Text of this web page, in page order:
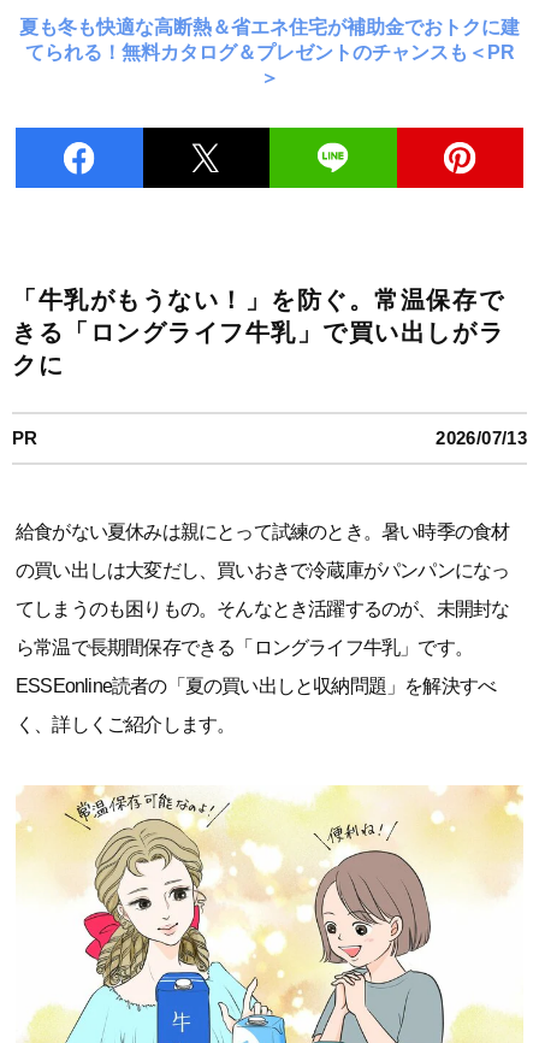
夏も冬も快適な高断熱＆省エネ住宅が補助金でおトクに建
てられる！無料カタログ＆プレゼントのチャンスも＜PR
＞
「牛乳がもうない！」を防ぐ。常温保存で
きる「ロングライフ牛乳」で買い出しがラ
クに
PR 2026/07/13
給食がない夏休みは親にとって試練のとき。暑い時季の食材
の買い出しは大変だし、買いおきで冷蔵庫がパンパンになっ
てしまうのも困りもの。そんなとき活躍するのが、未開封な
ら常温で長期間保存できる「ロングライフ牛乳」です。
ESSEonline読者の「夏の買い出しと収納問題」を解決すべ
く、詳しくご紹介します。